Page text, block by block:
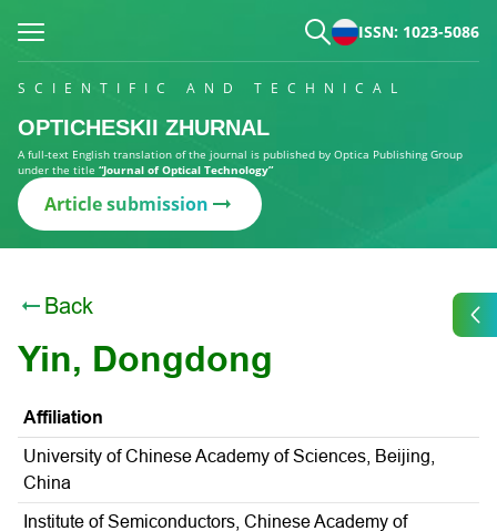
ISSN: 1023-5086
SCIENTIFIC AND TECHNICAL
OPTICHESKII ZHURNAL
A full-text English translation of the journal is published by Optica Publishing Group
under the title “Journal of Optical Technology”
Article submission
Back
Yin, Dongdong
Affiliation
University of Chinese Academy of Sciences, Beijing,
China
Institute of Semiconductors, Chinese Academy of